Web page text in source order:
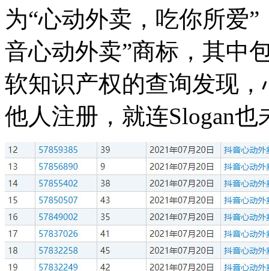
为“心动外卖，吃你所爱
音心动外卖”商标，其中
软知识产权的查询发现
他人注册，就连Slogan也